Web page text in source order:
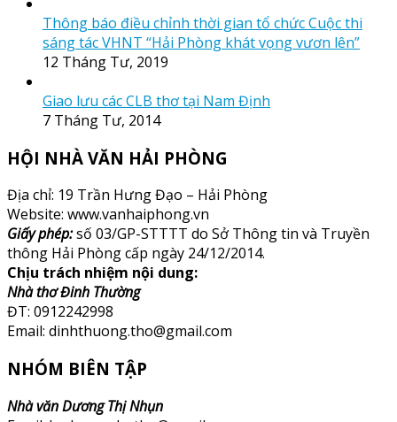
Thông báo điều chỉnh thời gian tổ chức Cuộc thi
sáng tác VHNT “Hải Phòng khát vọng vươn lên”
12 Tháng Tư, 2019
Giao lưu các CLB thơ tại Nam Định
7 Tháng Tư, 2014
HỘI NHÀ VĂN HẢI PHÒNG
Địa chỉ: 19 Trần Hưng Đạo – Hải Phòng
Website: www.vanhaiphong.vn
Giấy phép:số 03/GP-STTTT do Sở Thông tin và Truyền
thông Hải Phòng cấp ngày 24/12/2014.
Chịu trách nhiệm nội dung:
Nhà thơ Đinh Thường
ĐT: 0912242998
Email: dinhthuong.tho@gmail.com
NHÓM BIÊN TẬP
Nhà văn Dương Thị Nhụn